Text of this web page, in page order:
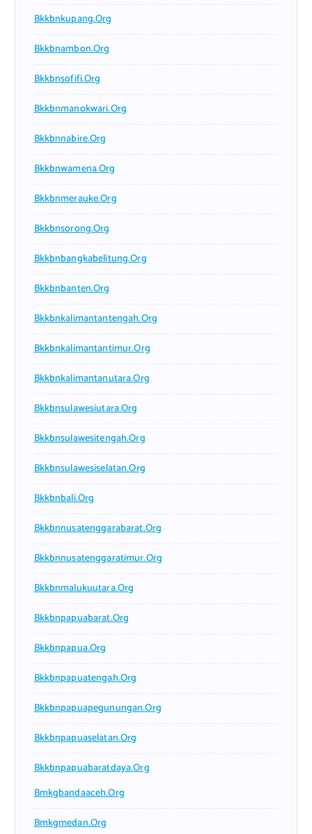
Bkkbnkupang.org
Bkkbnambon.org
Bkkbnsofifi.org
Bkkbnmanokwari.org
Bkkbnnabire.org
Bkkbnwamena.org
Bkkbnmerauke.org
Bkkbnsorong.org
Bkkbnbangkabelitung.org
Bkkbnbanten.org
Bkkbnkalimantantengah.org
Bkkbnkalimantantimur.org
Bkkbnkalimantanutara.org
Bkkbnsulawesiutara.org
Bkkbnsulawesitengah.org
Bkkbnsulawesiselatan.org
Bkkbnbali.org
Bkkbnnusatenggarabarat.org
Bkkbnnusatenggaratimur.org
Bkkbnmalukuutara.org
Bkkbnpapuabarat.org
Bkkbnpapua.org
Bkkbnpapuatengah.org
Bkkbnpapuapegunungan.org
Bkkbnpapuaselatan.org
Bkkbnpapuabaratdaya.org
Bmkgbandaaceh.org
Bmkgmedan.org